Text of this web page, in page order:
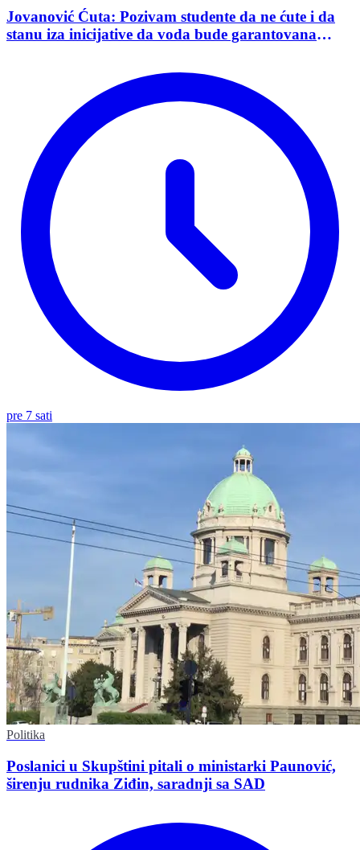
Jovanović Ćuta: Pozivam studente da ne ćute i da
stanu iza inicijative da voda bude garantovana
pre 7 sati
Politika
Poslanici u Skupštini pitali o ministarki Paunović,
širenju rudnika Ziđin, saradnji sa SAD